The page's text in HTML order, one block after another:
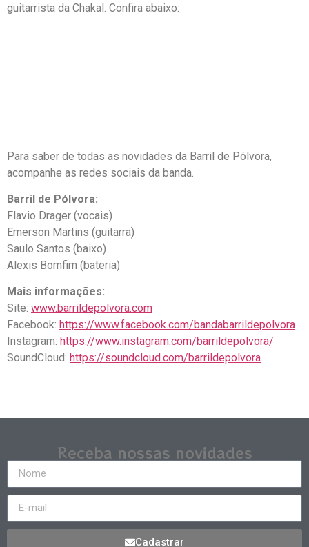
guitarrista da Chakal. Confira abaixo:
Para saber de todas as novidades da Barril de Pólvora,
acompanhe as redes sociais da banda.
Barril de Pólvora:
Flavio Drager (vocais)
Emerson Martins (guitarra)
Saulo Santos (baixo)
Alexis Bomfim (bateria)
Mais informações:
Site: www.barrildepolvora.com
Facebook: https://www.facebook.com/bandabarrildepolvora
Instagram: https://www.instagram.com/barrildepolvora/
SoundCloud: https://soundcloud.com/barrildepolvora
Receba nossas novidades
Cadastrar